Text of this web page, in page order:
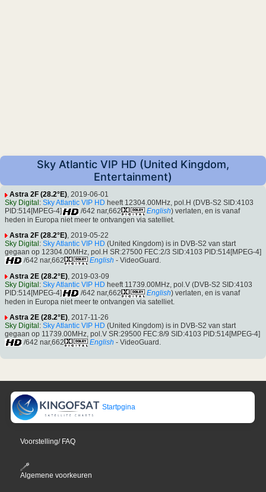
Sky Atlantic VIP HD (United Kingdom,
Entertainment)
Astra 2F (28.2°E), 2019-06-01
Sky Digital : Sky Atlantic VIP HD heeft 12304.00MHz, pol.H (DVB-S2 SID:4103
PID:514[MPEG-4]
/642 nar,662 English) verlaten, en is vanaf
heden in Europa niet meer te ontvangen via satelliet.
Astra 2F (28.2°E), 2019-05-22
Sky Digital : Sky Atlantic VIP HD (United Kingdom) is in DVB-S2 van start
gegaan op 12304.00MHz, pol.H SR:27500 FEC:2/3 SID:4103 PID:514[MPEG-4]
/642 nar,662
English - VideoGuard.
Astra 2E (28.2°E), 2019-03-09
Sky Digital : Sky Atlantic VIP HD heeft 11739.00MHz, pol.V (DVB-S2 SID:4103
PID:514[MPEG-4]
/642 nar,662 English) verlaten, en is vanaf
heden in Europa niet meer te ontvangen via satelliet.
Astra 2E (28.2°E) , 2017-11-26
Sky Digital: Sky Atlantic VIP HD (United Kingdom) is in DVB-S2 van start
gegaan op 11739.00MHz, pol.V SR:29500 FEC:8/9 SID:4103 PID:514[MPEG-4]
/642 nar,662
English - VideoGuard.
Startpgina
Voorstelling/ FAQ
Algemene voorkeuren